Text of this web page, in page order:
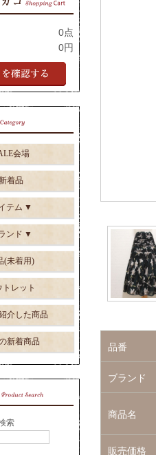
品番
ブランド
商品名
販売価格
0点
0円
会場
着品
テム
ンド
(未着用)
トレット
介した商品
新着商品
索